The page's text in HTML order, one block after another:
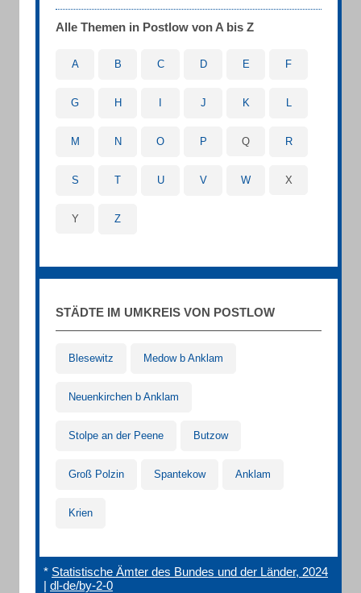
Alle Themen in Postlow von A bis Z
A B C D E F
G H J K L
M N O P Q R
S T U V W X
Y Z
STÄDTE IM UMKREIS VON POSTLOW
Blesewitz Medow b Anklam
Neuenkirchen b Anklam
Stolpe an der Peene Butzow
Groß Polzin Spantekow Anklam
Krien
* Statistische Ämter des Bundes und der Länder, 2024
| dl-de/by-2-0